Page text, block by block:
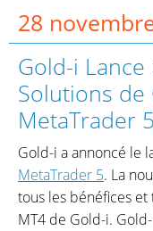
28
Gold-i
Solutions de
MetaTrader 5
Gold-i a annoncé le
MetaTrader 5. La
tous les bénéfices
MT4 de Gold-i.